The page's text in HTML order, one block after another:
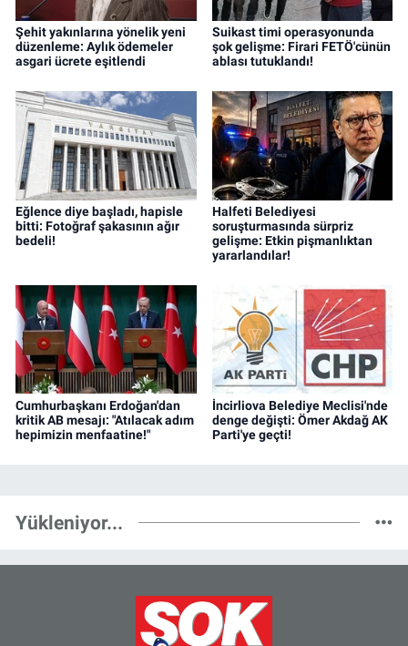
Şehit yakınlarına yönelik yeni
düzenleme: Aylık ödemeler
asgari ücrete eşitlendi
Suikast timi operasyonunda
şok gelişme: Firari FETÖ'cünün
ablası tutuklandı!
Eğlence diye başladı, hapisle
bitti: Fotoğraf şakasının ağır
bedeli!
Halfeti Belediyesi
soruşturmasında sürpriz
gelişme: Etkin pişmanlıktan
yararlandılar!
Cumhurbaşkanı Erdoğan'dan
kritik AB mesajı: "Atılacak adım
hepimizin menfaatine!"
İncirliova Belediye Meclisi'nde
denge değişti: Ömer Akdağ AK
Parti'ye geçti!
Yükleniyor...